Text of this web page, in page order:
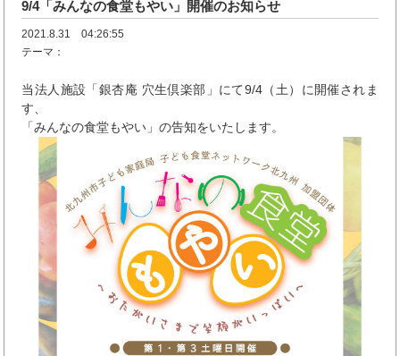
9/4「みんなの食堂もやい」開催のお知らせ
2021.8.31 04:26:55
テーマ：
当法人施設「銀杏庵 穴生倶楽部」にて9/4（土）に開催されま
す、
「みんなの食堂もやい」の告知をいたします。